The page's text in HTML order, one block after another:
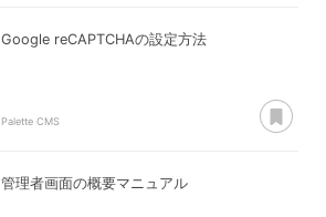
Google reCAPTCHAの設定方法
Palette CMS
管理者画面の概要マニュアル